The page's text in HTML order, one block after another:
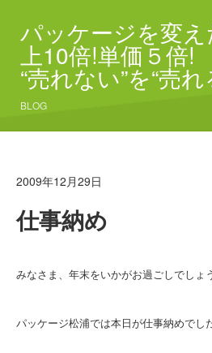
パッケージを変
上10倍!単価５倍!
“売れない”を“売れ
BLOG
2009年12月29日
仕事納め
みなさま、年末をいかがお過ごしでしょ
パッケージ松浦では本日が仕事納めでした